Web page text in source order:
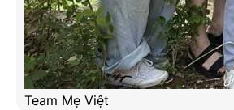
Team Mẹ Việt